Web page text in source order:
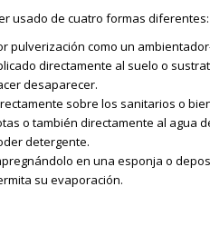
usado de cuatro formas diferentes:
pulverización como un
directamente al suelo o
desaparecer.
sobre los sanitarios o
o también directamente al agua
detergente.
en una esponja o
su evaporación.